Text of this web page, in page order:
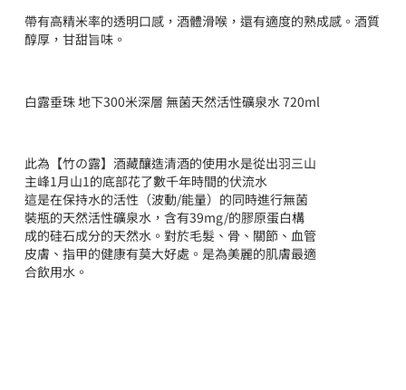
帶有高精米率的透明口感，酒體滑喉，還有適度的熟成感。酒質
醇厚，甘甜旨味。
白露垂珠 地下300米深層 無菌天然活性礦泉水 720ml
此為【竹の露】酒藏釀造清酒的使用水是從出羽三山
主峰1月山1的底部花了數千年時間的伏流水
這是在保持水的活性（波動/能量）的同時進行無菌
裝瓶的天然活性礦泉水，含有39mg/的膠原蛋白構
成的硅石成分的天然水。對於毛髮、骨、關節、血管
皮膚、指甲的健康有莫大好處。是為美麗的肌膚最適
合飲用水。